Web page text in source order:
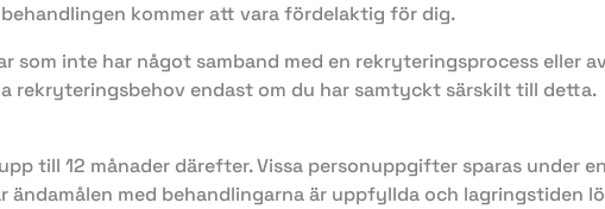
kommer att vara fördelaktig för dig.
som inte har något samband med en rekryteringsprocess eller
endast om du har samtyckt särskilt till detta.
till 12 månader därefter. Vissa personuppgifter sparas under
med behandlingarna är uppfyllda och lagringstiden